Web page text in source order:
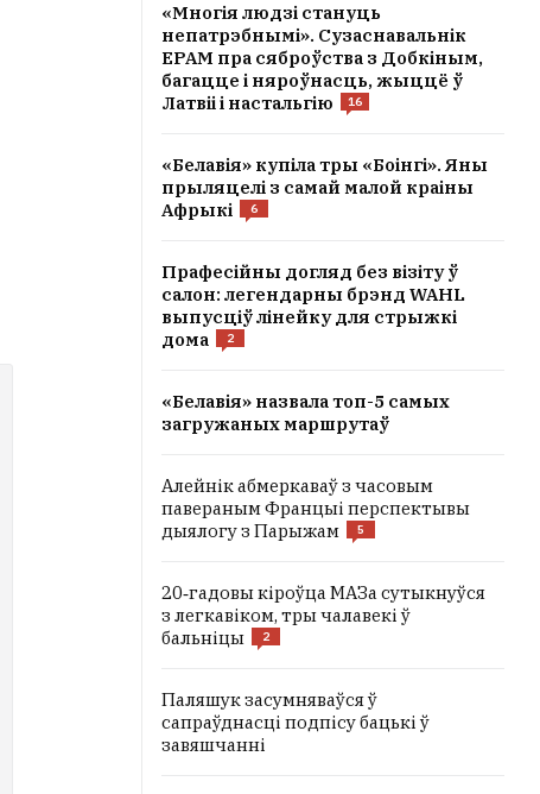
«Многія людзі стануць
непатрэбнымі». Сузаснавальнік
EPAM пра сяброўства з Добкіным,
багацце і няроўнасць, жыццё ў
Латвіі і настальгію
16
«Белавія» купіла тры «Боінгі». Яны
прыляцелі з самай малой краіны
Афрыкі
6
Прафесійны догляд без візіту ў
салон: легендарны брэнд WAHL
выпусціў лінейку для стрыжкі
дома
2
«Белавія» назвала топ-5 самых
загружаных маршрутаў
Алейнік абмеркаваў з часовым
павераным Францыі перспектывы
дыялогу з Парыжам
5
20‑гадовы кіроўца МАЗа сутыкнуўся
з легкавіком, тры чалавекі ў
бальніцы
2
Паляшук засумняваўся ў
сапраўднасці подпісу бацькі ў
завяшчанні